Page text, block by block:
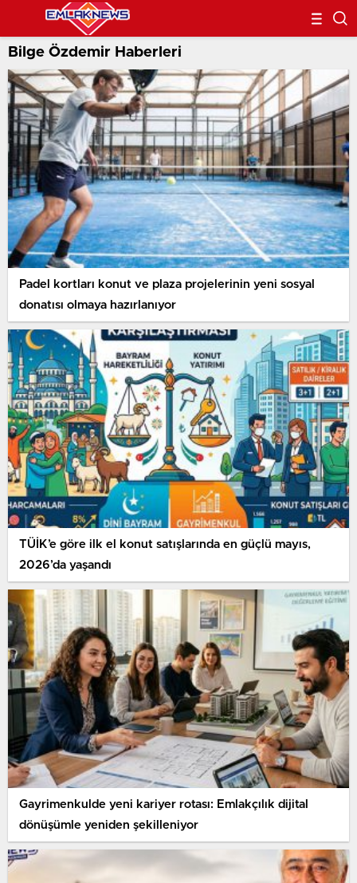
Bilge Özdemir Haberleri
Padel kortları konut ve plaza projelerinin yeni sosyal
donatısı olmaya hazırlanıyor
TÜİK’e göre ilk el konut satışlarında en güçlü mayıs,
2026’da yaşandı
Gayrimenkulde yeni kariyer rotası: Emlakçılık dijital
dönüşümle yeniden şekilleniyor